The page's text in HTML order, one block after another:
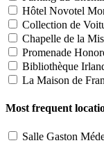
Hôtel Novotel
Collection de
Chapelle de la
Promenade
Bibliothèque
La Maison de
Most frequent
Salle Gaston